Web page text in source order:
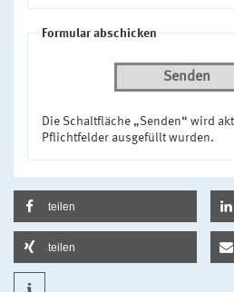
Formular abschicken
Senden
Die Schaltfläche „Senden“ wird
Pflichtfelder ausgefüllt wurden.
teilen
teilen